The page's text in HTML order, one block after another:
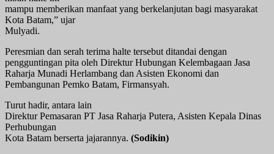
mampu memberikan manfaat yang berkelanjutan bagi masyarakat
Kota Batam,” ujar
Mulyadi.
Peresmian dan serah terima halte tersebut ditandai dengan
pengguntingan pita oleh Direktur Hubungan Kelembagaan Jasa
Raharja Munadi Herlambang dan Asisten Ekonomi dan
Pembangunan Pemko Batam, Firmansyah.
Turut hadir, antara lain
Direktur Pemasaran PT Jasa Raharja Putera, Asisten Kepala Dinas
Perhubungan
Kota Batam berserta jajarannya. (Sodikin)